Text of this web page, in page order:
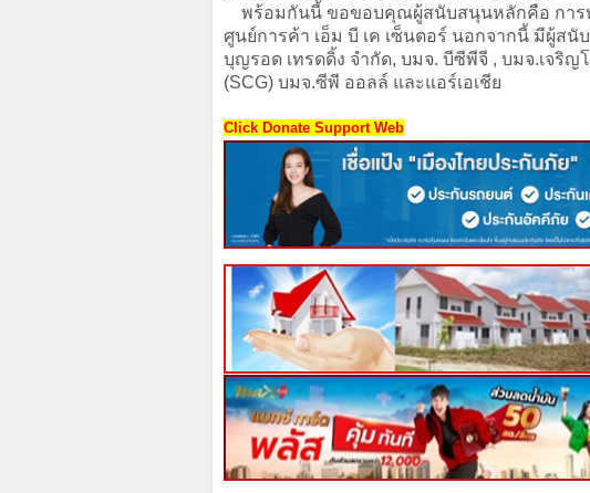
พร้อมกันนี้ ขอขอบคุณผู้สนับสนุนหลักคือ การท่
ศูนย์การค้า เอ็ม บี เค เซ็นตอร์ นอกจากนี้ มีผู้สนั
บุญรอด เทรดดิ้ง จำกัด, บมจ. บีซีพีจี , บมจ.เจริ
(SCG) บมจ.ซีพี ออลล์ และแอร์เอเชีย
Click Donate Support Web